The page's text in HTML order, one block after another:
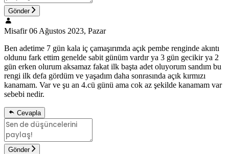
Gönder
Misafir 06 Ağustos 2023, Pazar
Ben adetime 7 gün kala iç çamaşırımda açık pembe renginde akıntı
oldunu fark ettim genelde sabit günüm vardır ya 3 gün gecikir ya 2
gün erken olurum aksamaz fakat ilk başta adet oluyorum sandım bu
rengi ilk defa gördüm ve yaşadım daha sonrasında açık kırmızı
kanamam. Var ve şu an 4.cü günü ama cok az şekilde kanamam var
sebebi nedir.
Cevapla
Gönder